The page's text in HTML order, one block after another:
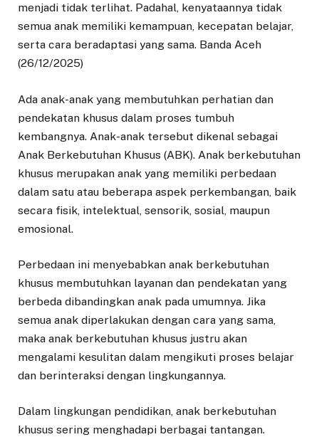
menjadi tidak terlihat. Padahal, kenyataannya tidak
semua anak memiliki kemampuan, kecepatan belajar,
serta cara beradaptasi yang sama. Banda Aceh
(26/12/2025)
Ada anak-anak yang membutuhkan perhatian dan
pendekatan khusus dalam proses tumbuh
kembangnya. Anak-anak tersebut dikenal sebagai
Anak Berkebutuhan Khusus (ABK). Anak berkebutuhan
khusus merupakan anak yang memiliki perbedaan
dalam satu atau beberapa aspek perkembangan, baik
secara fisik, intelektual, sensorik, sosial, maupun
emosional.
Perbedaan ini menyebabkan anak berkebutuhan
khusus membutuhkan layanan dan pendekatan yang
berbeda dibandingkan anak pada umumnya. Jika
semua anak diperlakukan dengan cara yang sama,
maka anak berkebutuhan khusus justru akan
mengalami kesulitan dalam mengikuti proses belajar
dan berinteraksi dengan lingkungannya.
Dalam lingkungan pendidikan, anak berkebutuhan
khusus sering menghadapi berbagai tantangan.